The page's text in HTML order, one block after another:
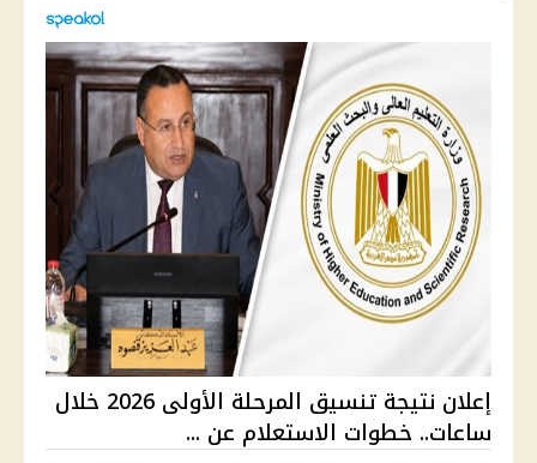
إعلان نتيجة تنسيق المرحلة الأولى 2026 خلال
ساعات.. خطوات الاستعلام عن ...